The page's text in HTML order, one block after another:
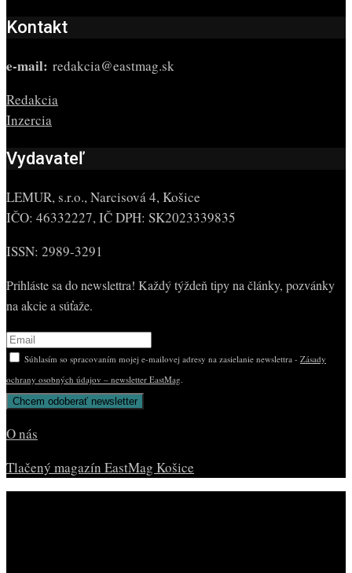
Kontakt
e-mail: redakcia@eastmag.sk
Redakcia
Inzercia
Vydavateľ
LEMUR, s.r.o., Narcisová 4, Košice
IČO: 46332227, IČ DPH: SK2023339835
ISSN: 2989-3291
Prihláste sa do newslettra! Každý týždeň tipy na články, pozvánky
na akcie a súťaže.
Súhlasím so spracovaním mojej e-mailovej adresy na zasielanie newslettra - Zásady
ochrany osobných údajov – newsletter EastMag.
O nás
Tlačený magazín EastMag Košice